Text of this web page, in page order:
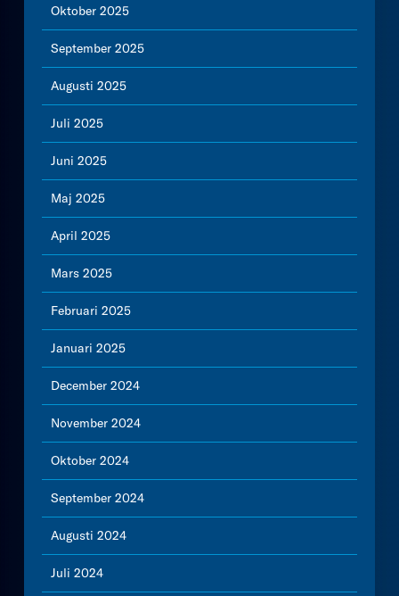
Oktober 2025
September 2025
Augusti 2025
Juli 2025
Juni 2025
Maj 2025
April 2025
Mars 2025
Februari 2025
Januari 2025
December 2024
November 2024
Oktober 2024
September 2024
Augusti 2024
Juli 2024